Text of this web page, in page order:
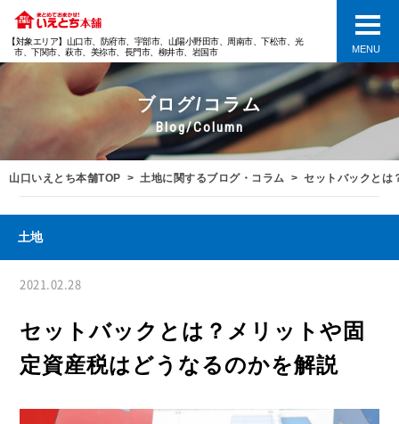
【対象エリア】山口市、防府市、宇部市、山陽小野田市、周南市、下松市、光
市、下関市、萩市、美祢市、長門市、柳井市、岩国市
MENU
ブログ/コラム
Blog/Column
山口いえとち本舗TOP 土地に関するブログ・コラム セットバックとは
土地
2021.02.28
セットバックとは？メリットや固
定資産税はどうなるのかを解説